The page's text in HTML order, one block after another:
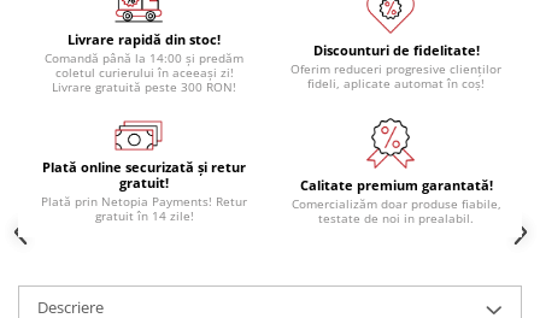
Livrare rapidă din stoc!
Comandă până la 14:00 și predăm
coletul curierului în aceeași zi!
Livrare gratuită peste 300 RON!
Discounturi de fidelitate!
Oferim reduceri progresive clienților
fideli, aplicate automat în coș!
Plată online securizată și retur
gratuit!
Plată prin Netopia Payments! Retur
gratuit în 14 zile!
Calitate premium garantată!
Comercializăm doar produse fiabile,
testate de noi in prealabil.
Descriere